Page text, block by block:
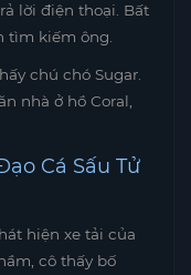
lời điện thoại. Bất
tìm kiếm ông.
chú chó Sugar.
nhà ở hồ Coral,
Cá Sấu Tử
hiện xe tải của
cô thấy bố